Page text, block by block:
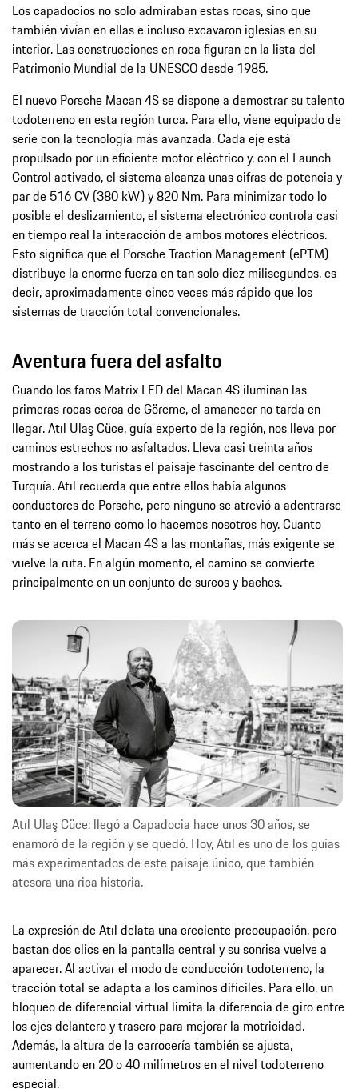
Los capadocios no solo admiraban estas rocas, sino que
también vivían en ellas e incluso excavaron iglesias en su
interior. Las construcciones en roca figuran en la lista del
Patrimonio Mundial de la UNESCO desde 1985.
El nuevo Porsche Macan 4S se dispone a demostrar su talento
todoterreno en esta región turca. Para ello, viene equipado de
serie con la tecnología más avanzada. Cada eje está
propulsado por un eficiente motor eléctrico y, con el Launch
Control activado, el sistema alcanza unas cifras de potencia y
par de 516 CV (380 kW) y 820 Nm. Para minimizar todo lo
posible el deslizamiento, el sistema electrónico controla casi
en tiempo real la interacción de ambos motores eléctricos.
Esto significa que el Porsche Traction Management (ePTM)
distribuye la enorme fuerza en tan solo diez milisegundos, es
decir, aproximadamente cinco veces más rápido que los
sistemas de tracción total convencionales.
Aventura fuera del asfalto
Cuando los faros Matrix LED del Macan 4S iluminan las
primeras rocas cerca de Göreme, el amanecer no tarda en
llegar. Atıl Ulaş Cüce, guía experto de la región, nos lleva por
caminos estrechos no asfaltados. Lleva casi treinta años
mostrando a los turistas el paisaje fascinante del centro de
Turquía. Atıl recuerda que entre ellos había algunos
conductores de Porsche, pero ninguno se atrevió a adentrarse
tanto en el terreno como lo hacemos nosotros hoy. Cuanto
más se acerca el Macan 4S a las montañas, más exigente se
vuelve la ruta. En algún momento, el camino se convierte
principalmente en un conjunto de surcos y baches.
Atıl Ulaş Cüce: llegó a Capadocia hace unos 30 años, se
enamoró de la región y se quedó. Hoy, Atıl es uno de los guías
más experimentados de este paisaje único, que también
atesora una rica historia.
La expresión de Atıl delata una creciente preocupación, pero
bastan dos clics en la pantalla central y su sonrisa vuelve a
aparecer. Al activar el modo de conducción todoterreno, la
tracción total se adapta a los caminos difíciles. Para ello, un
bloqueo de diferencial virtual limita la diferencia de giro entre
los ejes delantero y trasero para mejorar la motricidad.
Además, la altura de la carrocería también se ajusta,
aumentando en 20 o 40 milímetros en el nivel todoterreno
especial.